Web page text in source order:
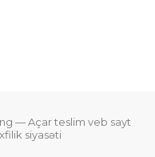
—Açar teslim veb sayt
siyasəti